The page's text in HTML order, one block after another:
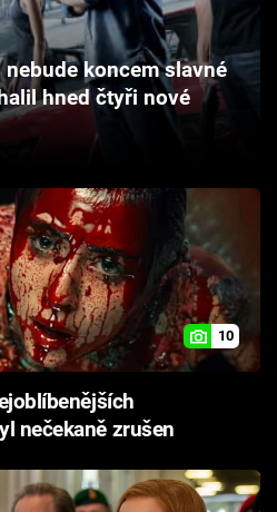
koncem slavné
hned čtyři nové
10
nečekaně zrušen